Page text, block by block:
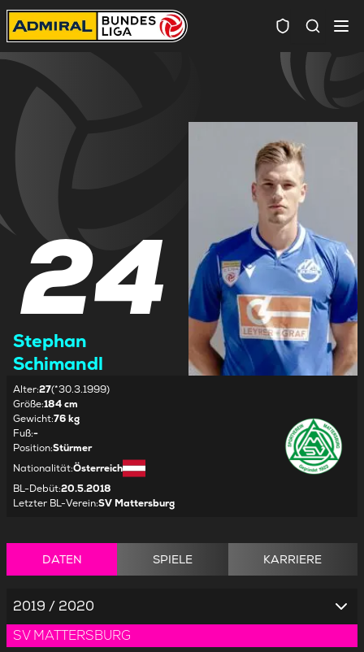
24
Stephan
Schimandl
Alter:27(*30.3.1999)
Größe:184 cm
Gewicht:76 kg
Fuß:-
Position:Stürmer
Nationalität:Österreich
BL-Debüt:20.5.2018
Letzter BL-Verein:SV Mattersburg
DATEN SPIELE KARRIERE
2019 / 2020
SV MATTERSBURG